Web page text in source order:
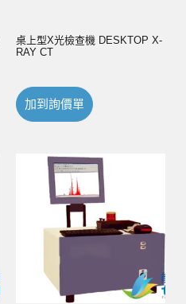
桌上型X光檢查機 DESKTOP X-
RAY CT
加到詢價單